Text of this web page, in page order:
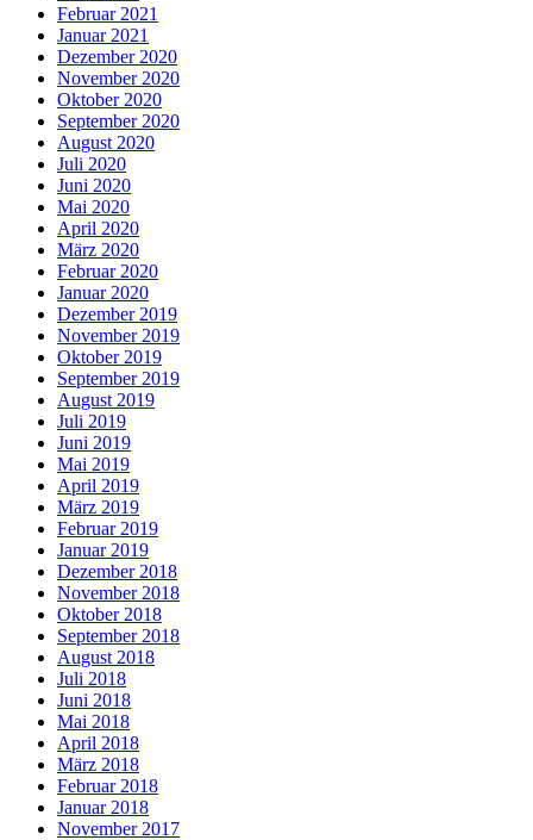
Februar 2021
Januar 2021
Dezember 2020
November 2020
Oktober 2020
September 2020
August 2020
Juli 2020
Juni 2020
Mai 2020
April 2020
März 2020
Februar 2020
Januar 2020
Dezember 2019
November 2019
Oktober 2019
September 2019
August 2019
Juli 2019
Juni 2019
Mai 2019
April 2019
März 2019
Februar 2019
Januar 2019
Dezember 2018
November 2018
Oktober 2018
September 2018
August 2018
Juli 2018
Juni 2018
Mai 2018
April 2018
März 2018
Februar 2018
Januar 2018
November 2017